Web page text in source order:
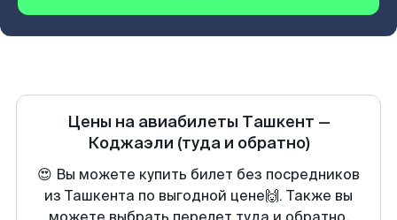
Цены на авиабилеты Ташкент —
Коджаэли (туда и обратно)
😍 Вы можете купить билет без посредников
из Ташкента по выгодной цене🙌. Также вы